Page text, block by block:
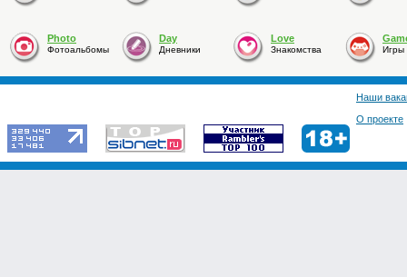
Photo
Фотоальбомы
Day
Дневники
Love
Знакомства Игры
Наши
О проекте